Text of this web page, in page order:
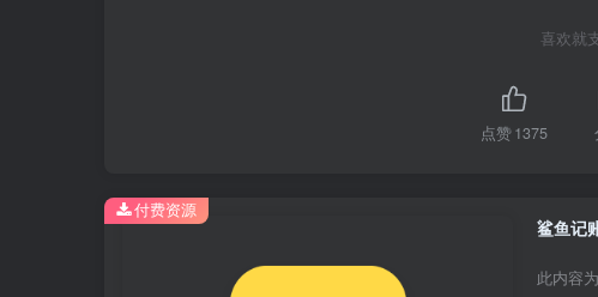
喜欢就
点赞1375
鲨鱼记
此内容
付费资源